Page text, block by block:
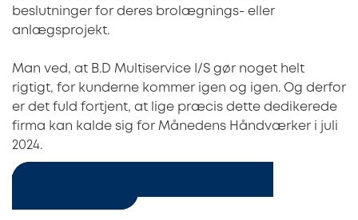
beslutninger for deres brolægnings- eller
anlægsprojekt.
Man ved, at B.D Multiservice I/S gør noget helt
rigtigt, for kunderne kommer igen og igen. Og derfor
er det fuld fortjent, at lige præcis dette dedikerede
firma kan kalde sig for Månedens Håndværker i juli
2024.